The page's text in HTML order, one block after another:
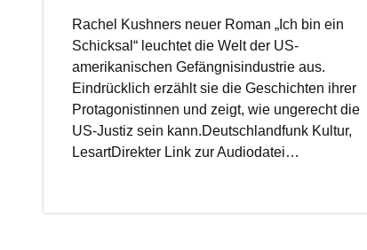
Rachel Kushners neuer Roman „Ich bin ein
Schicksal“ leuchtet die Welt der US-
amerikanischen Gefängnisindustrie aus.
Eindrücklich erzählt sie die Geschichten ihrer
Protagonistinnen und zeigt, wie ungerecht die
US-Justiz sein kann.Deutschlandfunk Kultur,
LesartDirekter Link zur Audiodatei…